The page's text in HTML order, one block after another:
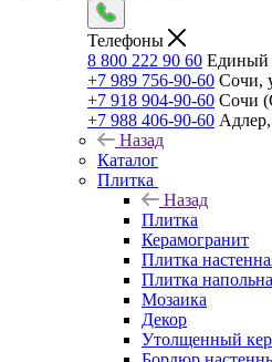
Телефоны
8 800 222 90 60 Единый
+7 989 756-90-60 Сочи,
+7 918 904-90-60 Сочи
+7 988 406-90-60
Назад
Каталог
Плитка
Назад
Плитка
Керамогранит
Плитка
Плитка
Мозаика
Декор
Утолщенный